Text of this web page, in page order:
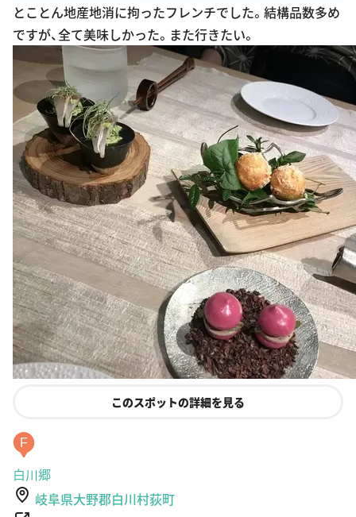
oogle Plac
es
とことん地産地消に拘ったフレンチでした。結構品数多め
ですが、全て美味しかった。また行きたい。
このスポットの詳細を見る
F
白川郷
岐阜県大野郡白川村荻町